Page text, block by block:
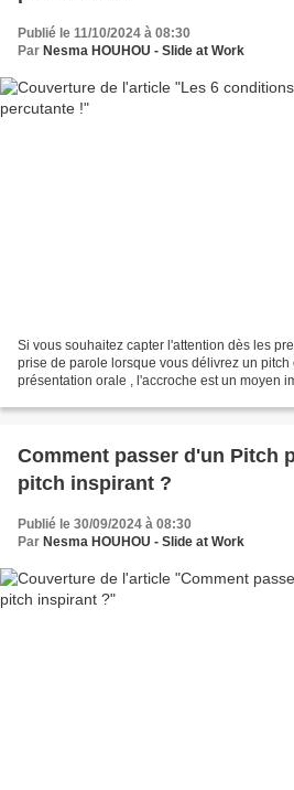
Publié le 11/10/2024 à 08:30
Par Nesma HOUHOU - Slide at Work
Si vous souhaitez capter l'attention dès les
prise de parole lorsque vous délivrez un
présentation orale , l'accroche est un moyen
Comment passer d'un Pitch
pitch inspirant ?
Publié le 30/09/2024 à 08:30
Par Nesma HOUHOU - Slide at Work